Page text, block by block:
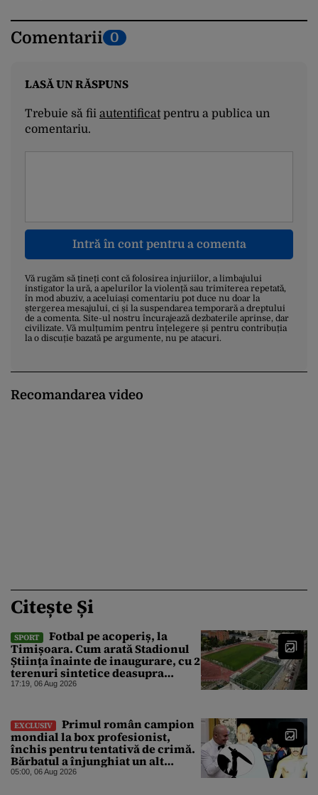
Comentarii 0
LASĂ UN RĂSPUNS
Trebuie să fii autentificatpentru a publica un
comentariu.
Intră în cont pentru a comenta
Vă rugăm să țineți cont că folosirea injuriilor, a limbajului
instigator la ură, a apelurilor la violență sau trimiterea repetată,
în mod abuziv, a aceluiași comentariu pot duce nu doar la
ștergerea mesajului, ci și la suspendarea temporară a dreptului
de a comenta. Site-ul nostru încurajează dezbaterile aprinse, dar
civilizate. Vă mulțumim pentru înțelegere și pentru contribuția
la o discuție bazată pe argumente, nu pe atacuri.
Recomandarea video
Citește Și
SPORT
Fotbal pe acoperiș, la
Timișoara. Cum arată Stadionul
Știința înainte de inaugurare, cu 2
terenuri sintetice deasupra
tribunei
17:19, 06 Aug 2026
EXCLUSIV
Primul român campion
mondial la box profesionist,
închis pentru tentativă de crimă.
Bărbatul a înjunghiat un alt
interlop periculos
05:00, 06 Aug 2026